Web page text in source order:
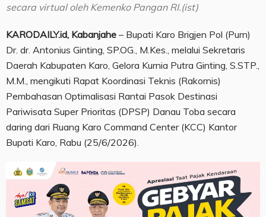
secara virtual oleh Kemenko Pangan RI.(ist)
KARODAILY.id, Kabanjahe – Bupati Karo Brigjen Pol (Purn)
Dr. dr. Antonius Ginting, SP.OG., M.Kes., melalui Sekretaris
Daerah Kabupaten Karo, Gelora Kurnia Putra Ginting, S.STP.,
M.M., mengikuti Rapat Koordinasi Teknis (Rakornis)
Pembahasan Optimalisasi Rantai Pasok Destinasi
Pariwisata Super Prioritas (DPSP) Danau Toba secara
daring dari Ruang Karo Command Center (KCC) Kantor
Bupati Karo, Rabu (25/6/2026).